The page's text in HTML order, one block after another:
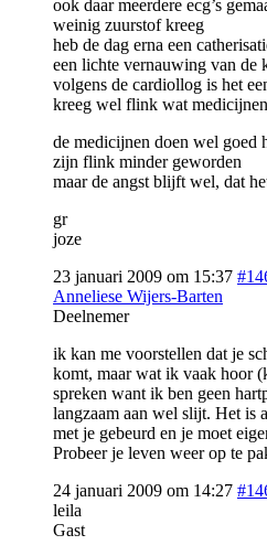
ook daar meerdere ecg’s
weinig zuurstof kreeg
heb de dag erna een
een lichte vernauwing van de
volgens de cardiollog is het
kreeg wel flink wat
de medicijnen doen wel goed
zijn flink minder geworden
maar de angst blijft wel, dat
gr
joze
23 januari 2009 om 15:37
Anneliese Wijers-Barten
Deelnemer
ik kan me voorstellen dat je
komt, maar wat ik vaak hoor
spreken want ik ben geen
langzaam aan wel slijt. Het is
met je gebeurd en je moet
Probeer je leven weer op te
24 januari 2009 om 14:27
leila
Gast